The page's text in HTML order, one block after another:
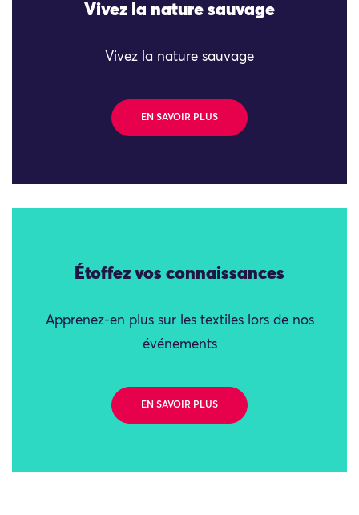
Vivez la nature sauvage
Vivez la nature sauvage
EN SAVOIR PLUS
Étoffez vos connaissances
Apprenez-en plus sur les textiles lors de nos
événements
EN SAVOIR PLUS